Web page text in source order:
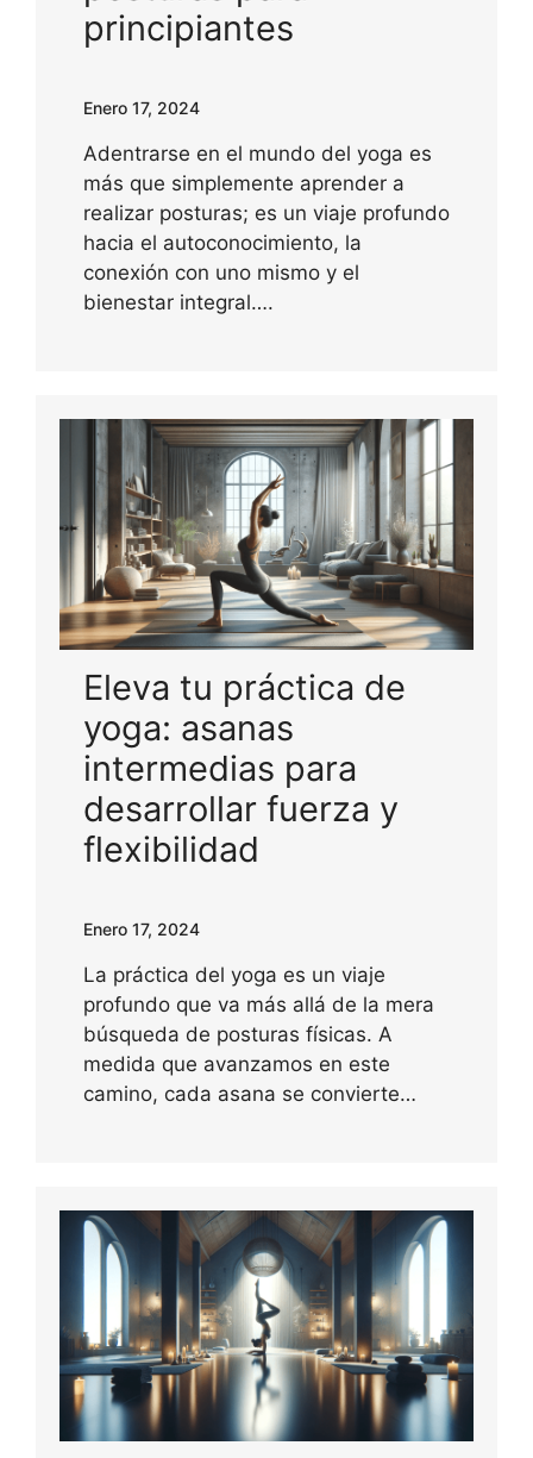
principiantes
Enero 17, 2024
Adentrarse en el mundo del yoga es
más que simplemente aprender a
realizar posturas; es un viaje profundo
hacia el autoconocimiento, la
conexión con uno mismo y el
bienestar integral….
Eleva tu práctica de
yoga: asanas
intermedias para
desarrollar fuerza y
flexibilidad
Enero 17, 2024
La práctica del yoga es un viaje
profundo que va más allá de la mera
búsqueda de posturas físicas. A
medida que avanzamos en este
camino, cada asana se convierte…